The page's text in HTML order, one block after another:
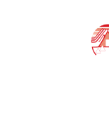
Proyecto de
por Brenda
que informe